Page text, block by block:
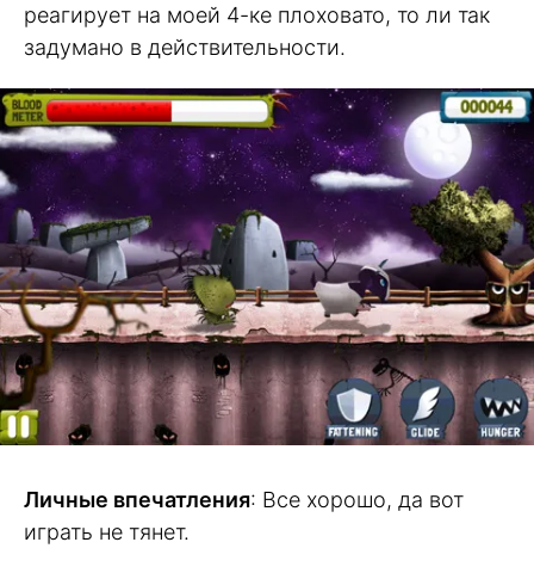
реагирует на моей 4-ке плоховато, то ли так
задумано в действительности.
Личные впечатления: Все хорошо, да вот
играть не тянет.